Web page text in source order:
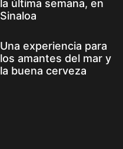
la última semana, en
Sinaloa
Una experiencia para
los amantes del mar y
la buena cerveza